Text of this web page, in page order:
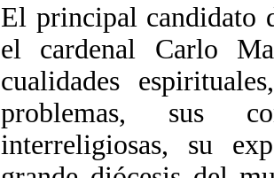
El principal candidato
el cardenal Carlo
cualidades
problemas, sus
interreligiosas, su